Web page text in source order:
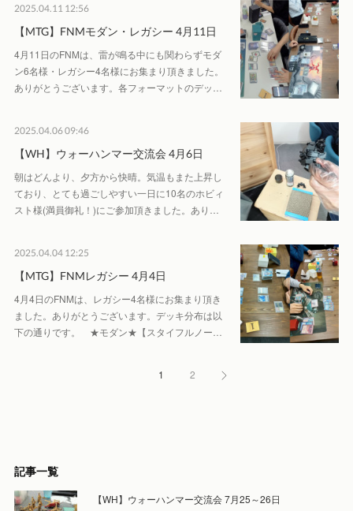
2025.04.11 12:56
【MTG】FNMモダン・レガシー 4月11日
4月11日のFNMは、雷が鳴る中にも関わらずモダ
ン6名様・レガシー4名様にお集まり頂きました。
ありがとうございます。各フォーマットのデッ…
2025.04.06 09:46
【WH】ウォーハンマー交流会 4月6日
朝はどんより、夕方から快晴。気温もまた上昇し
ており、とても過ごしやすい一日に10名のホビィ
スト様(満員御礼！)にご参加頂きました。あり…
2025.04.04 12:25
【MTG】FNMレガシー 4月4日
4月4日のFNMは、レガシー4名様にお集まり頂き
ました。ありがとうございます。デッキ分布は以
下の通りです。 ★モダン★【スタイフルノー…
1 2
記事一覧
【WH】ウォーハンマー交流会 7月25～26日